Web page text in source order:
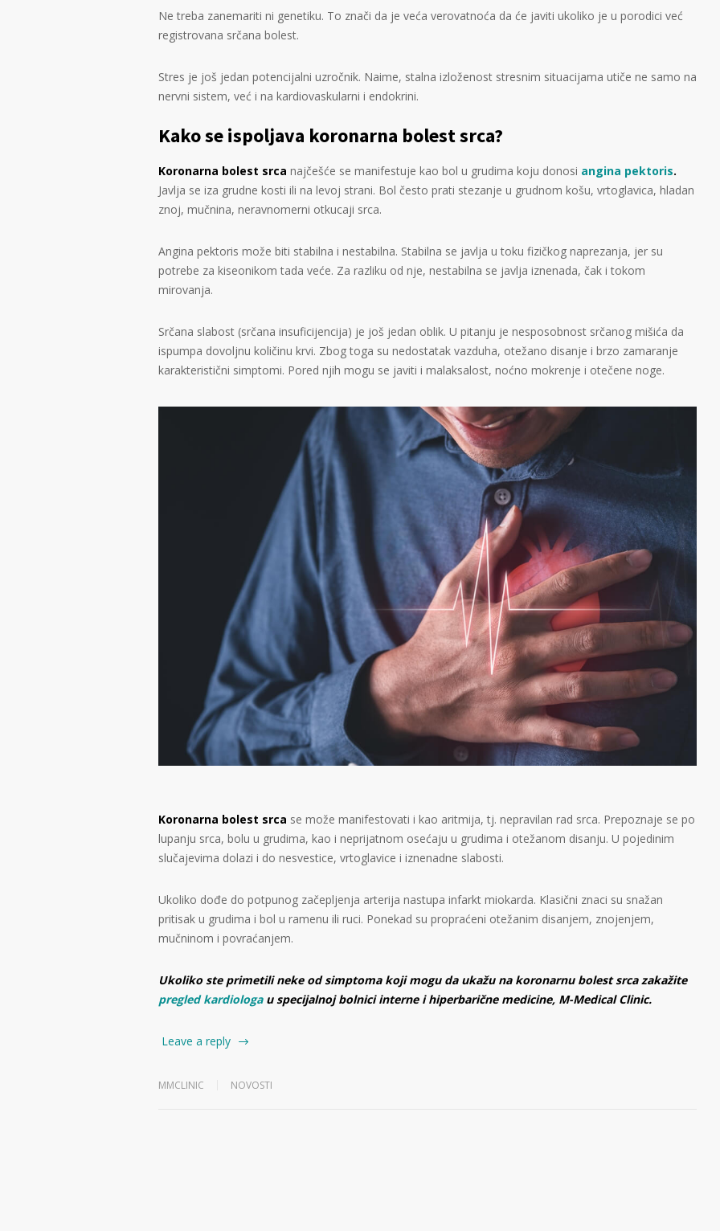
Ne treba zanemariti ni genetiku. To znači da je veća verovatnoća da će javiti ukoliko je u porodici već
registrovana srčana bolest.
Stres je još jedan potencijalni uzročnik. Naime, stalna izloženost stresnim situacijama utiče ne samo na
nervni sistem, već i na kardiovaskularni i endokrini.
Kako se ispoljava koronarna bolest srca?
Koronarna bolest srca najčešće se manifestuje kao bol u grudima koju donosi angina pektoris.
Javlja se iza grudne kosti ili na levoj strani. Bol često prati stezanje u grudnom košu, vrtoglavica, hladan
znoj, mučnina, neravnomerni otkucaji srca.
Angina pektoris može biti stabilna i nestabilna. Stabilna se javlja u toku fizičkog naprezanja, jer su
potrebe za kiseonikom tada veće. Za razliku od nje, nestabilna se javlja iznenada, čak i tokom
mirovanja.
Srčana slabost (srčana insuficijencija) je još jedan oblik. U pitanju je nesposobnost srčanog mišića da
ispumpa dovoljnu količinu krvi. Zbog toga su nedostatak vazduha, otežano disanje i brzo zamaranje
karakteristični simptomi. Pored njih mogu se javiti i malaksalost, noćno mokrenje i otečene noge.
Koronarna bolest srca se može manifestovati i kao aritmija, tj. nepravilan rad srca. Prepoznaje se po
lupanju srca, bolu u grudima, kao i neprijatnom osećaju u grudima i otežanom disanju. U pojedinim
slučajevima dolazi i do nesvestice, vrtoglavice i iznenadne slabosti.
Ukoliko dođe do potpunog začepljenja arterija nastupa infarkt miokarda. Klasični znaci su snažan
pritisak u grudima i bol u ramenu ili ruci. Ponekad su propraćeni otežanim disanjem, znojenjem,
mučninom i povraćanjem.
Ukoliko ste primetili neke od simptoma koji mogu da ukažu na koronarnu bolest srca zakažite
pregled kardiologau specijalnoj bolnici interne i hiperbarične medicine, M-Medical Clinic.
Leave a reply
MMCLINIC NOVOSTI